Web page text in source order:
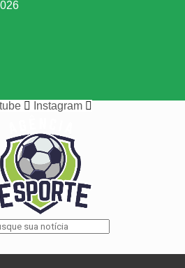
Instagram